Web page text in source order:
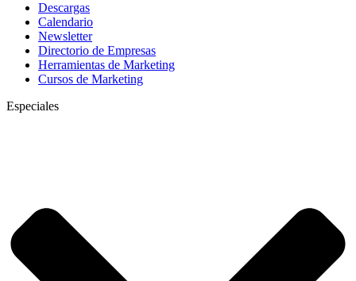
Descargas
Calendario
Newsletter
Directorio de Empresas
Herramientas de Marketing
Cursos de Marketing
Especiales